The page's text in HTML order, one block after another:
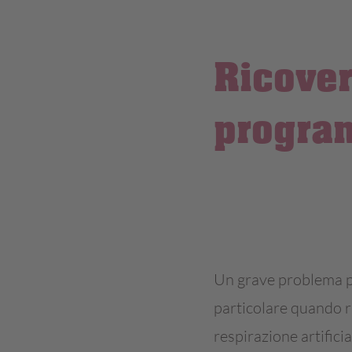
Un grave problema
particolare quando
respirazione